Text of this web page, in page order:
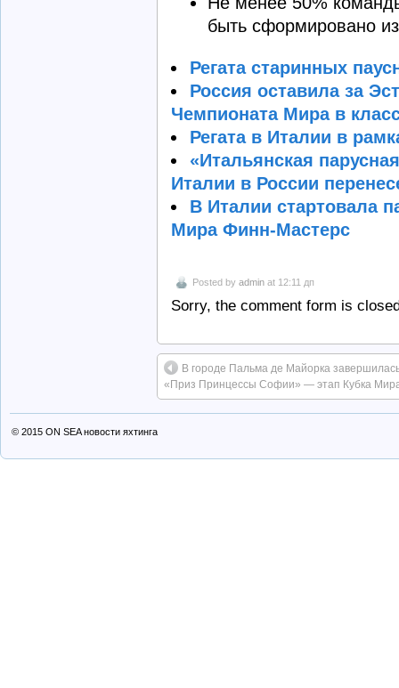
быть сформировано
Регата старинных
Россия оставила за
Чемпионата Мира в
Регата в Италии в
«Итальянская
Италии в России
В Италии стартовала
Мира Финн-Мастерс
Posted by admin at 12:11 дп
Sorry, the comment form is
В городе Пальма де Майорка
«Приз Принцессы Софии» — этап Кубка
© 2015 ON SEA новости яхтинга